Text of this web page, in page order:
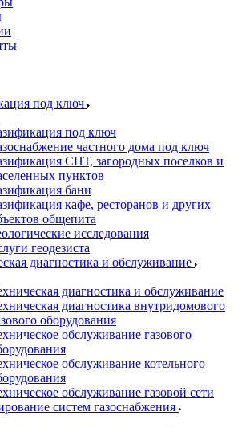
под ключ
под ключ
частного дома под ключ
СНТ, загородных поселков и
пунктов
бани
кафе, ресторанов и других
общепита
исследования
геодезиста
диагностика и обслуживание
диагностика и обслуживание
диагностика внутридомового
оборудования
обслуживание газового
обслуживание котельного
обслуживание газовой сети
систем газоснабжения